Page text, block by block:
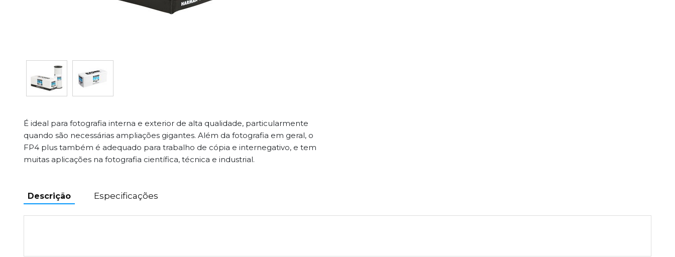
É ideal para fotografia interna e exterior de alta qualidade, particularmente
quando são necessárias ampliações gigantes. Além da fotografia em geral, o
FP4 plus também é adequado para trabalho de cópia e internegativo, e tem
muitas aplicações na fotografia científica, técnica e industrial.
Descrição Especificações